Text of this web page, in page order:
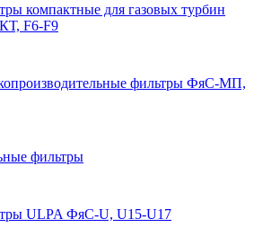
компактные для газовых турбин
F6-F9
фильтры ФяС-МП,
фильтры
ULPA ФяС-U, U15-U17